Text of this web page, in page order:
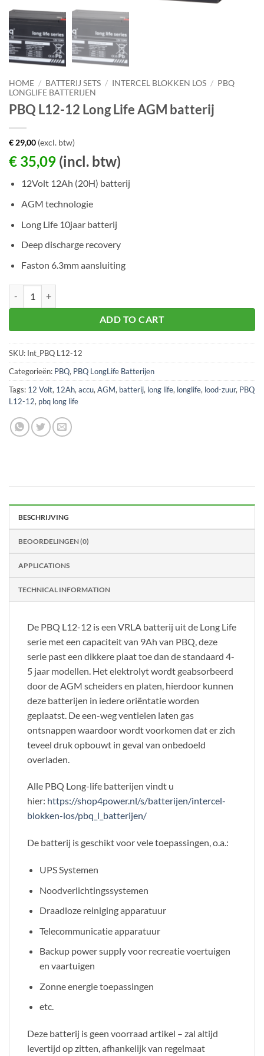
HOME / BATTERIJ SETS / INTERCEL BLOKKEN LOS / PBQ
LONGLIFE BATTERIJEN
PBQ L12-12 Long Life AGM batterij
€29,00 (excl. btw)
€ 35,09 (incl. btw)
12Volt 12Ah (20H) batterij
AGM technologie
Long Life 10jaar batterij
Deep discharge recovery
Faston 6.3mm aansluiting
ADD TO CART
SKU: Int_PBQ L12-12
Categorieën: PBQ, PBQ LongLife Batterijen
Tags: 12 Volt, 12Ah, accu, AGM, batterij, long life, longlife, lood-zuur, PBQ
L12-12, pbq long life
BESCHRIJVING
BEOORDELINGEN (0)
APPLICATIONS
TECHNICAL INFORMATION
De PBQ L12-12 is een VRLA batterij uit de Long Life
serie met een capaciteit van 9Ah van PBQ, deze
serie past een dikkere plaat toe dan de standaard 4-
5 jaar modellen. Het elektrolyt wordt geabsorbeerd
door de AGM scheiders en platen, hierdoor kunnen
deze batterijen in iedere oriëntatie worden
geplaatst. De een-weg ventielen laten gas
ontsnappen waardoor wordt voorkomen dat er zich
teveel druk opbouwt in geval van onbedoeld
overladen.
Alle PBQ Long-life batterijen vindt u
hier: https://shop4power.nl/s/batterijen/intercel-
blokken-los/pbq_l_batterijen/
De batterij is geschikt voor vele toepassingen, o.a.:
UPS Systemen
Noodverlichtingssystemen
Draadloze reiniging apparatuur
Telecommunicatie apparatuur
Backup power supply voor recreatie voertuigen
en vaartuigen
Zonne energie toepassingen
etc.
Deze batterij is geen voorraad artikel – zal altijd
levertijd op zitten, afhankelijk van regelmaat